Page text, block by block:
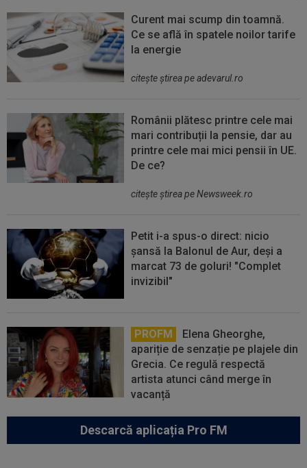
Curent mai scump din toamnă.
Ce se află în spatele noilor tarife
la energie
citeşte ştirea pe adevarul.ro
Românii plătesc printre cele mai
mari contribuții la pensie, dar au
printre cele mai mici pensii în UE.
De ce?
citeşte ştirea pe Newsweek.ro
Petit i-a spus-o direct: nicio
șansă la Balonul de Aur, deși a
marcat 73 de goluri! "Complet
invizibil"
PROFM
Elena Gheorghe,
apariție de senzație pe plajele din
Grecia. Ce regulă respectă
artista atunci când merge în
vacanță
Descarcă aplicația Pro FM